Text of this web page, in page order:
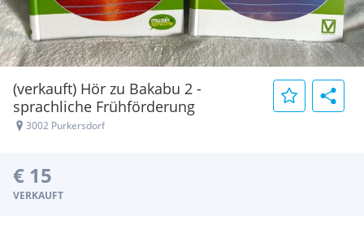
(verkauft) Hör zu Bakabu 2 -
sprachliche Frühförderung
3002 Purkersdorf
€ 15
VERKAUFT